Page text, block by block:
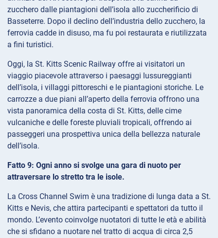
zucchero dalle piantagioni dell’isola allo zuccherificio di
Basseterre. Dopo il declino dell’industria dello zucchero, la
ferrovia cadde in disuso, ma fu poi restaurata e riutilizzata
a fini turistici.
Oggi, la St. Kitts Scenic Railway offre ai visitatori un
viaggio piacevole attraverso i paesaggi lussureggianti
dell’isola, i villaggi pittoreschi e le piantagioni storiche. Le
carrozze a due piani all’aperto della ferrovia offrono una
vista panoramica della costa di St. Kitts, delle cime
vulcaniche e delle foreste pluviali tropicali, offrendo ai
passeggeri una prospettiva unica della bellezza naturale
dell’isola.
Fatto 9: Ogni anno si svolge una gara di nuoto per
attraversare lo stretto tra le isole.
La Cross Channel Swim è una tradizione di lunga data a St.
Kitts e Nevis, che attira partecipanti e spettatori da tutto il
mondo. L’evento coinvolge nuotatori di tutte le età e abilità
che si sfidano a nuotare nel tratto di acqua di circa 2,5